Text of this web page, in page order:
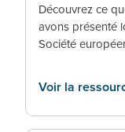
Découvrez ce
avons présenté
Société
Voir la